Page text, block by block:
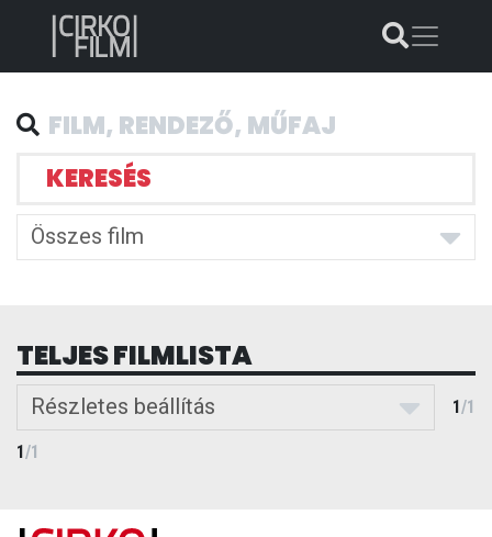
KERESÉS
Összes film
TELJES FILMLISTA
Részletes beállítás 1/1
1/1